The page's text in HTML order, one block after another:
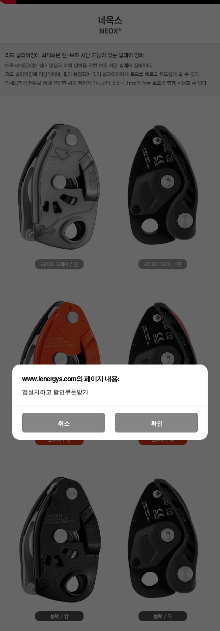
이코 라이프 하
www.lenergys.com의 페이지 내용:
앱설치하고 할인쿠폰받기
취소 확인